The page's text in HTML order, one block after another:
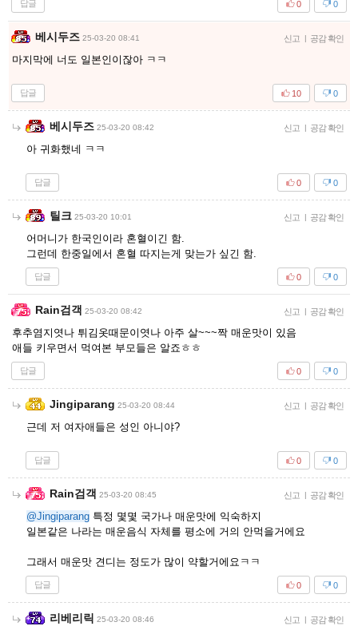
답글 0
0
베시두즈 25-03-20 08:41 신고 공감 확인
마지막에 너도 일본인이잖아 ㅋㅋ
답글 0
10
베시두즈 25-03-20 08:42 신고 공감 확인
아 귀화했네 ㅋㅋ
답글 0
0
틸크 25-03-20 10:01 신고 공감 확인
어머니가 한국인이라 혼혈이긴 함.
그런데 한중일에서 혼혈 따지는게 맞는가 싶긴 함.
답글 0
0
Rain검객 25-03-20 08:42 신고 공감 확인
후추염지엿나 튀김옷때문이엿나 아주 살~~~짝 매운맛이 있음
애들 키우면서 먹여본 부모들은 알죠ㅎㅎ
답글 0
0
Jingiparang 25-03-20 08:44 신고 공감 확인
근데 저 여자애들은 성인 아니야?
답글 0
0
Rain검객 25-03-20 08:45 신고 공감 확인
@Jingiparang 특정 몇몇 국가나 매운맛에 익숙하지
일본같은 나라는 매운음식 자체를 평소에 거의 안먹을거에요
그래서 매운맛 견디는 정도가 많이 약할거에요ㅋㅋ
답글 0
0
리베리릭 25-03-20 08:46 신고 공감 확인